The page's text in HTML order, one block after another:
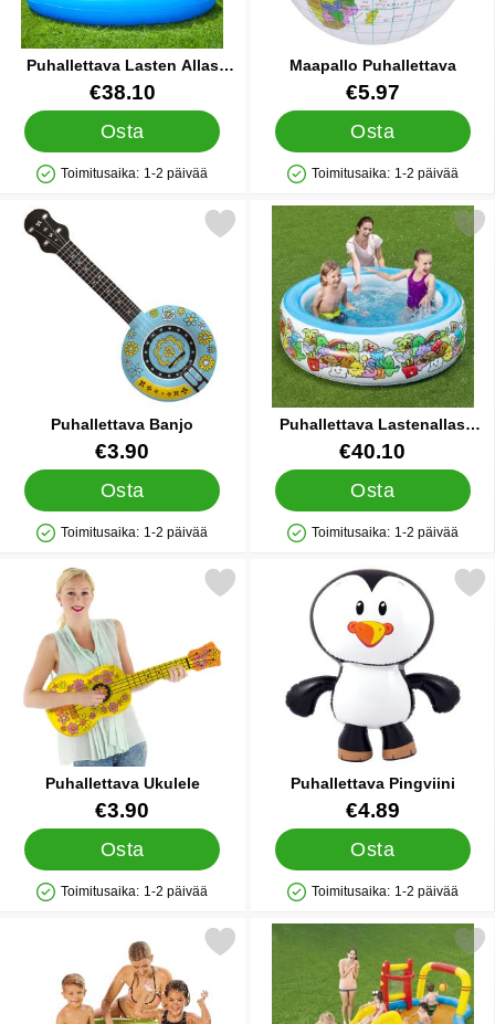
Puhallettava Lasten Allas
Ships Ahoy
Tuote.nro 27374
€38.10
Osta
Saatavuus: Varastossa
Toimitusaika: 1-2 päivää
Maapallo Puhallettava
Tuote.nro 85030
€5.97
Osta
Saatavuus: Varastossa
Toimitusaika: 1-2 päivää
Puhallettava Banjo
Tuote.nro 10782
€3.90
Osta
Saatavuus: Varastossa
Toimitusaika: 1-2 päivää
Merkitse puhallettava Banjo suosikiksi
Puhallettava Lastenallas
Iloiset Hahmot Pieni
Tuote.nro 36018
€40.10
Osta
Saatavuus: Varastossa
Toimitusaika: 1-2 päivää
Merkitse puhallettava Lastenallas
Puhallettava Ukulele
Tuote.nro 10783
€3.90
Osta
Saatavuus: Varastossa
Toimitusaika: 1-2 päivää
Merkitse puhallettava Ukulele suosikiksi
Puhallettava Pingviini
Tuote.nro 24353
€4.89
Osta
Saatavuus: Varastossa
Toimitusaika: 1-2 päivää
Merkitse puhallettava
Merkitse lastenallas Limen Vihreä suosikiksi
Merkitse puhallettava